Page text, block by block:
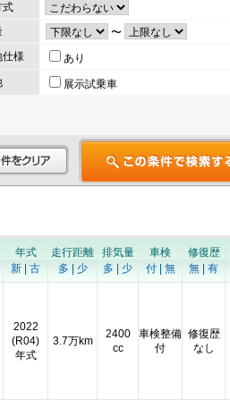
式
〜
仕様
あり
展示試乗車
年式
新
古
走行距離
多
少
排気量
多
少
車検
付| 無
修復歴
無
有
2022
(R04)
年式
3.7万km
2400
cc
車検整備
付
修復歴
なし